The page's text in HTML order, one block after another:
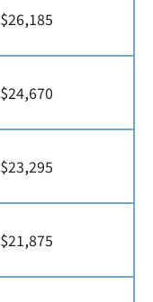
$26,185
$24,670
$23,295
$21,875